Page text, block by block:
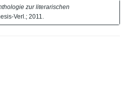
zur literarischen
Verl.; 2011.